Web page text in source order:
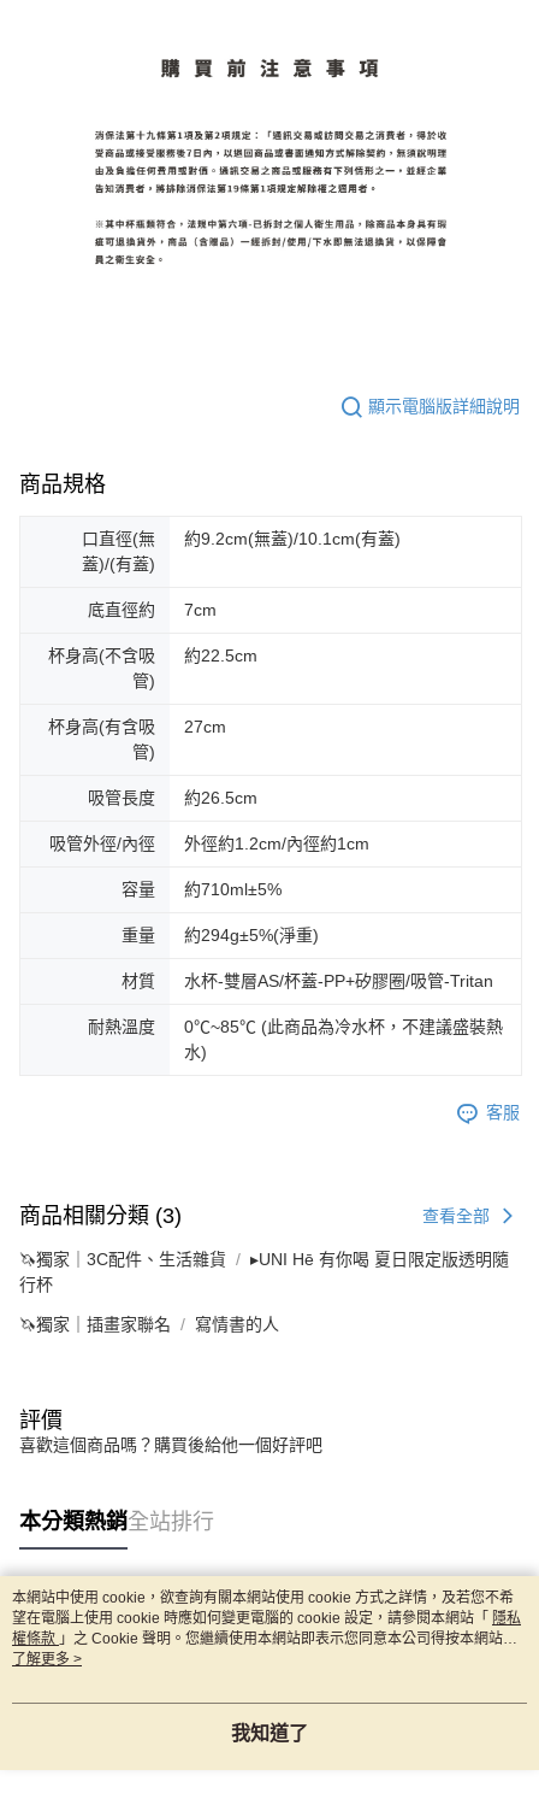
顯示電腦版詳細說明
商品規格
口直徑(無
蓋)/(有蓋)
約9.2cm(無蓋)/10.1cm(有蓋)
底直徑約 7cm
杯身高(不含吸
管)
約22.5cm
杯身高(有含吸
管)
27cm
吸管長度 約26.5cm
吸管外徑/內徑 外徑約1.2cm/內徑約1cm
容量 約710ml±5%
重量 約294g±5%(淨重)
材質 水杯-雙層AS/杯蓋-PP+矽膠圈/吸管-Tritan
耐熱溫度
0℃~85℃ (此商品為冷水杯，不建議盛裝熱
水)
客服
商品相關分類 (3) 查看全部
🦄獨家｜3C配件、生活雜貨
▸UNI Hē 有你喝 夏日限定版透明隨
行杯
🦄獨家｜插畫家聯名 寫情書的人
評價
喜歡這個商品嗎？購買後給他一個好評吧
本分類熱銷全站排行
熱門標籤
本網站中使用 cookie，欲查詢有關本網站使用 cookie 方式之詳情，及若您不希
望在電腦上使用 cookie 時應如何變更電腦的 cookie 設定，請參閱本網站「 隱私
權條款 」之 Cookie 聲明。您繼續使用本網站即表示您同意本公司得按本網站使
用條款之 Cookie 聲明使用 cookie。
了解更多 >
我知道了